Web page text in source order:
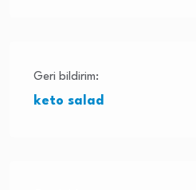
Geri bildirim:
keto salad